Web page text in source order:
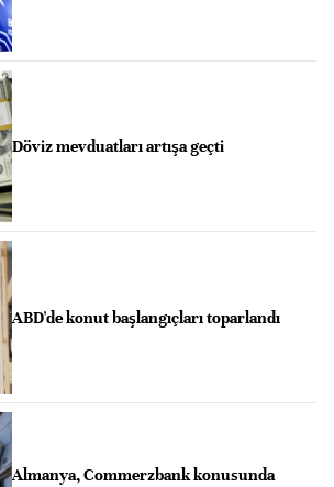
Döviz mevduatları artışa geçti
ABD'de konut başlangıçları toparlandı
Almanya, Commerzbank konusunda